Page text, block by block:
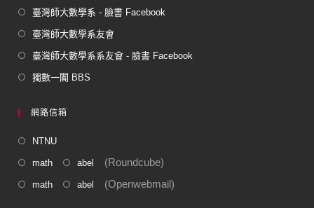
臺灣師大數學系 - 臉書 Facebook
臺灣師大數學系友會
臺灣師大數學系系友會 - 臉書 Facebook
獨數一閣 BBS
網路信箱
NTNU
math abel (Roundcube)
math abel (Openwebmail)